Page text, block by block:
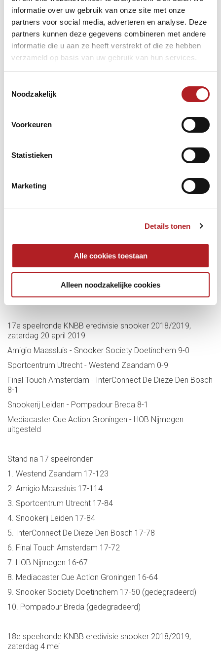
informatie over uw gebruik van onze site met onze
partners voor social media, adverteren en analyse. Deze
partners kunnen deze gegevens combineren met andere
informatie die u aan ze heeft verstrekt of die ze hebben
verzameld op basis van uw gebruik van hun services.
Noodzakelijk
Voorkeuren
Statistieken
Marketing
Details tonen
Alle cookies toestaan
Alleen noodzakelijke cookies
17e speelronde KNBB eredivisie snooker 2018/2019,
zaterdag 20 april 2019
Amigio Maassluis - Snooker Society Doetinchem 9-0
Sportcentrum Utrecht - Westend Zaandam 0-9
Final Touch Amsterdam - InterConnect De Dieze Den Bosch
8-1
Snookerij Leiden - Pompadour Breda 8-1
Mediacaster Cue Action Groningen - HOB Nijmegen
uitgesteld
Stand na 17 speelronden
1. Westend Zaandam 17-123
2. Amigio Maassluis 17-114
3. Sportcentrum Utrecht 17-84
4. Snookerij Leiden 17-84
5. InterConnect De Dieze Den Bosch 17-78
6. Final Touch Amsterdam 17-72
7. HOB Nijmegen 16-67
8. Mediacaster Cue Action Groningen 16-64
9. Snooker Society Doetinchem 17-50 (gedegradeerd)
10. Pompadour Breda (gedegradeerd)
18e speelronde KNBB eredivisie snooker 2018/2019,
zaterdag 4 mei